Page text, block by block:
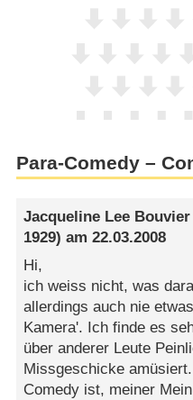
Para-Comedy –
Jacqueline Lee
1929) am22.03.2008
Hi,
ich weiss nicht, was
allerdings auch nie
Kamera'. Ich finde es
über anderer Leute
Missgeschicke
Comedy ist, meiner